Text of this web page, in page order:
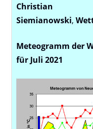
Christian
Siemianowski,
Meteogramm der
für Juli 2021